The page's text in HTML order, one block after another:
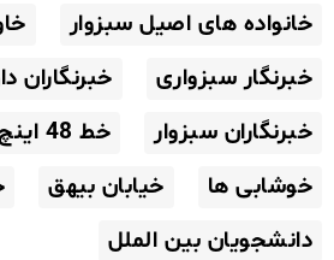
خانواده های اصیل سبزوار
خبرنگار سبزواری
خبرنگاران
خبرنگاران سبزوار
خط 48 اینچ گاز
خوشابی ها
خیابان بیهق
دانشجویان بین الملل